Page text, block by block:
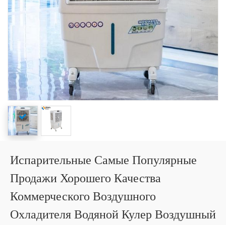
Испарительные Самые Популярные
Продажи Хорошего Качества
Коммерческого Воздушного
Охладителя Водяной Кулер Воздушный